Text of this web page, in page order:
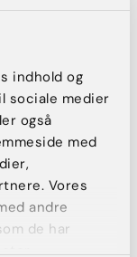
indhold og
sociale medier
også
med
Vores
andre
de har
når bakterierne,
ind i kroppen, er
Det er
der er til
her hos AK
såsom
menes
forskere
for